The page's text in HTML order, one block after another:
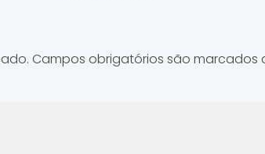
Campos obrigatórios são marcados